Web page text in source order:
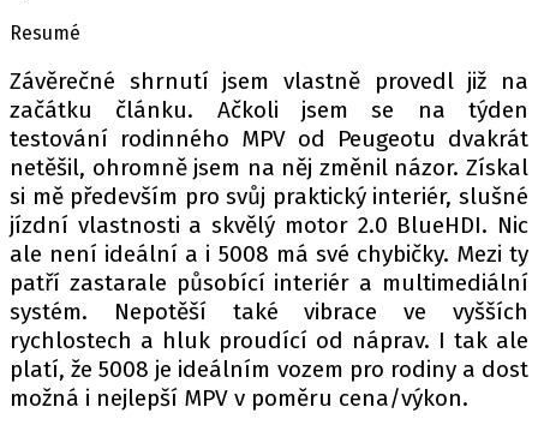
Resumé
Závěrečné shrnutí jsem vlastně provedl již na
začátku článku. Ačkoli jsem se na týden
testování rodinného MPV od Peugeotu dvakrát
netěšil, ohromně jsem na něj změnil názor. Získal
si mě především pro svůj praktický interiér, slušné
jízdní vlastnosti a skvělý motor 2.0 BlueHDI. Nic
ale není ideální a i 5008 má své chybičky. Mezi ty
patří zastarale působící interiér a multimediální
systém. Nepotěší také vibrace ve vyšších
rychlostech a hluk proudící od náprav. I tak ale
platí, že 5008 je ideálním vozem pro rodiny a dost
možná i nejlepší MPV v poměru cena/výkon.